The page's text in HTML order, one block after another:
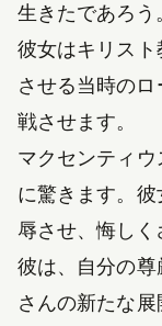
生きたであろう
彼女はキリス
させる当時の
戦させます。
マクセンティ
に驚きます。
辱させ、悔しく
彼は、自分の尊
さんの新たな